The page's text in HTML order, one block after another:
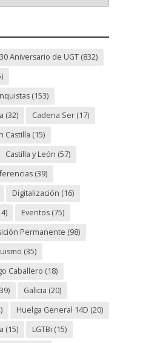
Aniversario de UGT(832)
(153)
(32) Cadena Ser(17)
Castilla (15)
Castilla y León (57)
(39)
Digitalización (16)
Eventos(75)
Permanente (98)
(35)
Caballero (18)
Galicia (20)
Huelga General 14D (20)
(15) LGTBi (15)